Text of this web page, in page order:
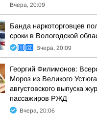
Вчера, 20:09
Банда наркоторговцев
сроки в Вологодской
Вчера, 20:09
Георгий Филимонов:
Мороз из Великого
августовского выпуска
пассажиров РЖД
Вчера, 20:06